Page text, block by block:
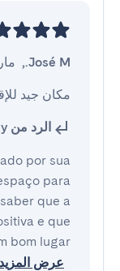
José M.
,
مكان جيد
الرد من GuestReady
por sua
para
que a
e que
bom lugar
عرض المزيد